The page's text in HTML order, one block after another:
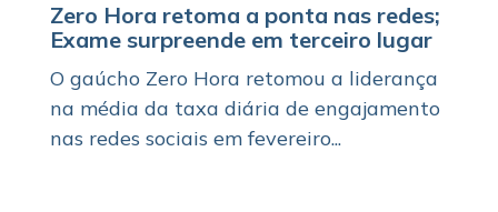
Zero Hora retoma a ponta nas redes;
Exame surpreende em terceiro lugar
O gaúcho Zero Hora retomou a liderança
na média da taxa diária de engajamento
nas redes sociais em fevereiro...